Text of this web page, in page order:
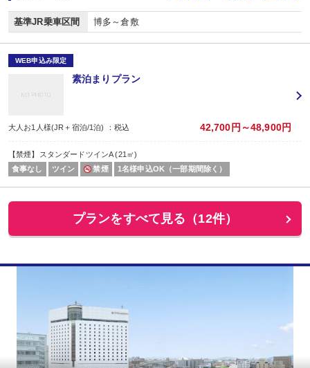
基準JR乗車区間 博多～倉敷
WEB申込み限定
素泊まりプラン
大人お1人様(JR＋宿泊/1泊) ：税込 42,700円～48,900円
【禁煙】スタンダードツインA (21㎡)
食事なし
ツイン 禁煙 1名様申込OK（一部期間除く）
プランをすべて見る（12件）